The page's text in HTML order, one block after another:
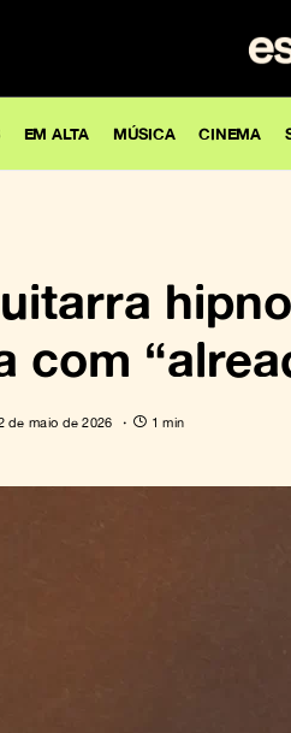
EM ALTA MÚSICA CINEMA
com
de maio de 2026 1 min